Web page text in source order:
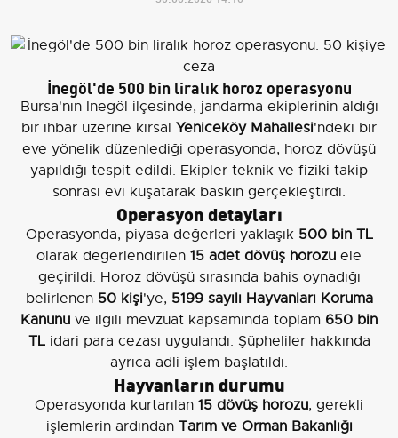
İnegöl'de 500 bin liralık horoz operasyonu
Bursa'nın İnegöl ilçesinde, jandarma ekiplerinin aldığı
bir ihbar üzerine kırsal Yeniceköy Mahallesi'ndeki bir
eve yönelik düzenlediği operasyonda, horoz dövüşü
yapıldığı tespit edildi. Ekipler teknik ve fiziki takip
sonrası evi kuşatarak baskın gerçekleştirdi.
Operasyon detayları
Operasyonda, piyasa değerleri yaklaşık 500 bin TL
olarak değerlendirilen 15 adet dövüş horozu ele
geçirildi. Horoz dövüşü sırasında bahis oynadığı
belirlenen 50 kişi'ye, 5199 sayılı Hayvanları Koruma
Kanunu ve ilgili mevzuat kapsamında toplam 650 bin
TLidari para cezası uygulandı. Şüpheliler hakkında
ayrıca adli işlem başlatıldı.
Hayvanların durumu
Operasyonda kurtarılan 15 dövüş horozu, gerekli
işlemlerin ardından Tarım ve Orman Bakanlığı